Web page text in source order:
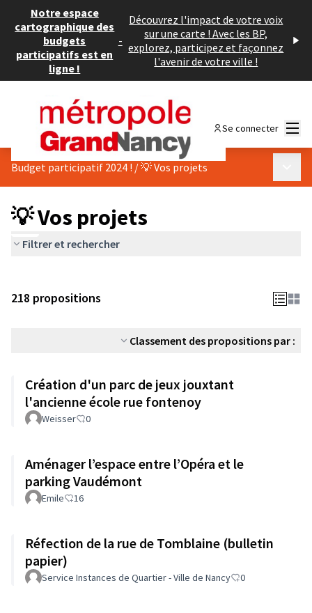
Notre espace
cartographique des
budgets
participatifs est en
ligne !
-
Découvrez l'impact de votre voix
sur une carte ! Avec les BP,
explorez, participez et façonnez
l'avenir de votre ville !
Se connecter
Budget participatif 2024 ! /💡 Vos projets
💡 Vos projets
Filtrer et rechercher
218 propositions
Classement des propositions par :
Création d'un parc de jeux jouxtant
l'ancienne école rue fontenoy
Weisser 0
Aménager l’espace entre l’Opéra et le
parking Vaudémont
Emile 16
Réfection de la rue de Tomblaine (bulletin
papier)
Service Instances de Quartier - Ville de Nancy 0